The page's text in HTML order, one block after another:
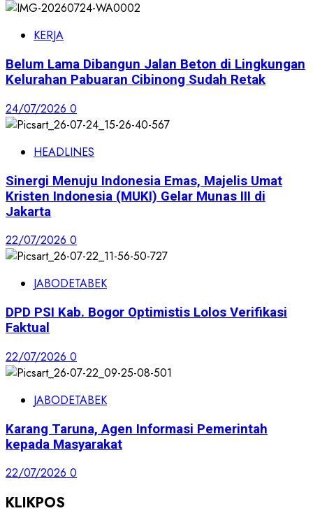
KERJA
Belum Lama Dibangun Jalan Beton di Lingkungan
Kelurahan Pabuaran Cibinong Sudah Retak
24/07/2026 0
HEADLINES
Sinergi Menuju Indonesia Emas, Majelis Umat
Kristen Indonesia (MUKI) Gelar Munas III di
Jakarta
22/07/2026 0
JABODETABEK
DPD PSI Kab. Bogor Optimistis Lolos Verifikasi
Faktual
22/07/2026 0
JABODETABEK
Karang Taruna, Agen Informasi Pemerintah
kepada Masyarakat
22/07/2026 0
KLIKPOS